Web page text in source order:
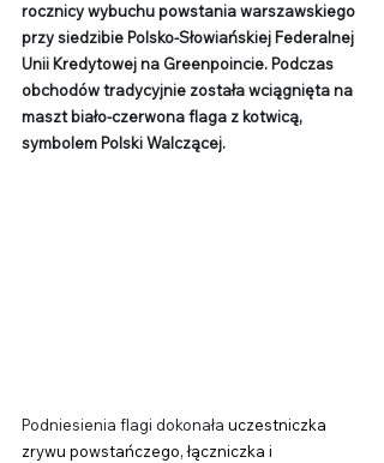
rocznicy wybuchu powstania warszawskiego
przy siedzibie Polsko-Słowiańskiej Federalnej
Unii Kredytowej na Greenpoincie. Podczas
obchodów tradycyjnie została wciągnięta na
maszt biało-czerwona flaga z kotwicą,
symbolem Polski Walczącej.
Podniesienia flagi dokonała uczestniczka
zrywu powstańczego, łączniczka i